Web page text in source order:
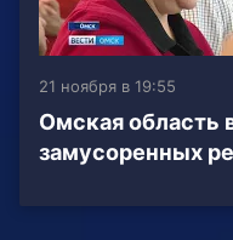
21 ноября в 19:55
Омская область
замусоренных